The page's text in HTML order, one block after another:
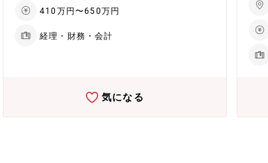
配属組織：管理部 約10名
410万円〜650万円
経理・財務・会計
気になる